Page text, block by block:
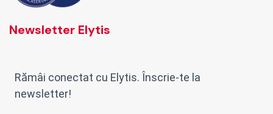
Newsletter Elytis
Rămâi conectat cu Elytis. Înscrie-te la
newsletter!